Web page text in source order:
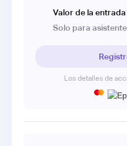
Valor de la entrada
Solo para
Los detalles de